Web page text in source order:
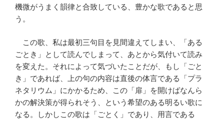
機微がうまく韻律と合致している、豊かな歌であると思
う。
この歌、私は最初三句目を見間違えてしまい、「ある
ごとき」として読んでしまって、あとから気付いて読み
を変えた。それによって気づいたことだが、もし「ごと
き」であれば、上の句の内容は直後の体言である「プラ
ネタリウム」にかかるため、この「扉」を開けばなんら
かの解決策が得られそう、という希望のある明るい歌に
なる。しかしこの歌は「ごとく」であり、用言である